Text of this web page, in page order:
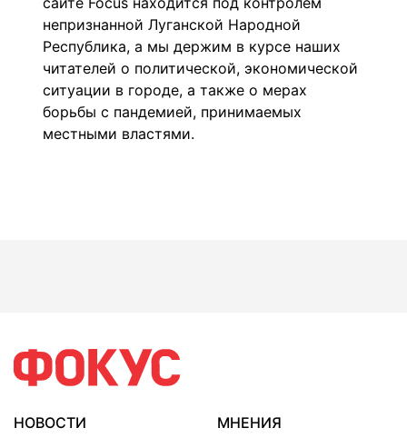
непризнанной Луганской Народной
Республика, а мы держим в курсе наших
читателей о политической, экономической
ситуации в городе, а также о мерах
борьбы с пандемией, принимаемых
местными властями.
НОВОСТИ
МНЕНИЯ